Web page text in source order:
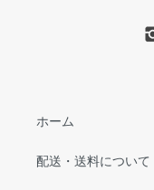
ホーム
配送・送料について